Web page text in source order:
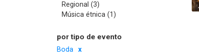
Regional (3)
Música étnica (1)
por tipo de evento
Boda